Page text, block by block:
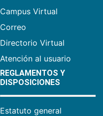
Campus Virtual
Correo
Directorio Virtual
Atención al usuario
REGLAMENTOS Y
DISPOSICIONES
Estatuto general